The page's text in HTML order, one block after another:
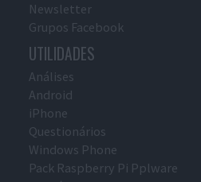
Newsletter
Grupos Facebook
UTILIDADES
Análises
Android
iPhone
Questionários
Windows Phone
Pack Raspberry Pi Pplware